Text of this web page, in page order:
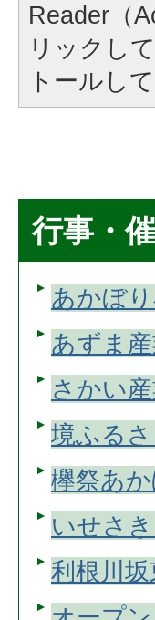
Reader（
リックし
トールし
行事・
あかぼ
あずま
さかい
境ふる
欅祭あか
いせさ
利根川